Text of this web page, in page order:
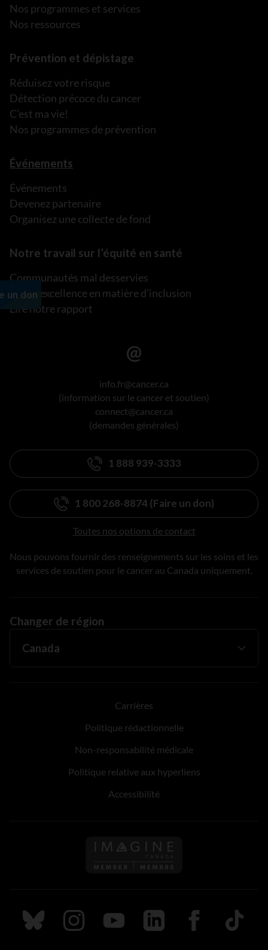
Nos programmes et services
Nos ressources
Prévention et dépistage
Réduisez votre risque
Détection précoce du cancer
C’est ma vie!
Nos programmes de prévention
Événements
Événements
Devenez partenaire
Organisez une collecte de fond
Notre travail sur l’équité en santé
Communautés mal desservies
Plan d’excellence en matière d’inclusion
Lire notre rapport
info.fr@cancer.ca
(information sur le cancer et soutien)
connect@cancer.ca
(demandes générales)
1 888 939-3333
1 800 268-8874 (Faire un don)
Toutes nos options de contact
Nous pouvons fournir des renseignements sur les soins et les
services de soutien pour le cancer au Canada uniquement.
Changer de région
Carrières
Politique rédactionnelle
Non-responsabilité médicale
Politique relative aux hyperliens
Accessibilité
Suivez nous sur Bluesky
Suivez nous sur Instagram
Suivez nous sur Youtube
Suivez nous sur LinkedIn
Suivez nous sur
TikTok